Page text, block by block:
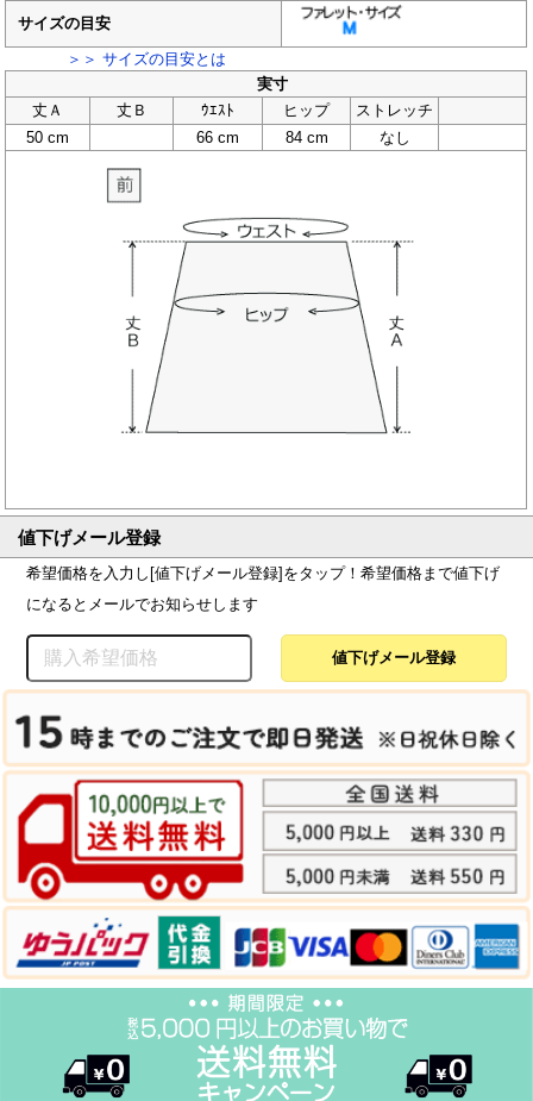
サイズの目安
＞＞ サイズの目安とは
実寸
丈Ａ
丈Ｂ ｳｴｽﾄ ヒップ
ストレッチ
50 cm
66 cm 84 cm なし
値下げメール登録
希望価格を入力し[値下げメール登録]をタップ！希望価格まで値下げ
になるとメールでお知らせします